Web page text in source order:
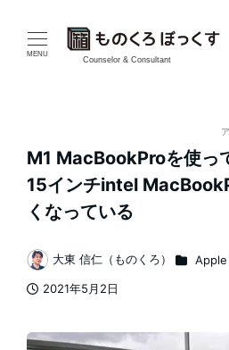
MENU
Counselor & Consultant
M1 MacBookProを使っ
15インチintel
くなっている
2021年5月2日
著
者
大東 信仁（ものくろ） カテゴリ